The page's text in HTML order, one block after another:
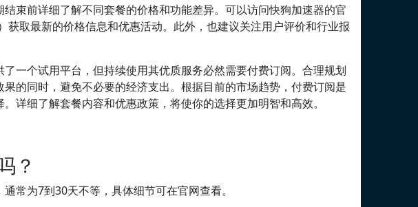
束前详细了解不同套餐的价格和功能差异。可以访问快狗加速器的官
获取最新的价格信息和优惠活动。此外，也建议关注用户评价和行业报
一个试用平台，但持续使用其优质服务必然需要付费订阅。合理规划
的同时，避免不必要的经济支出。根据目前的市场趋势，付费订阅是
详细了解套餐内容和优惠政策，将使你的选择更加明智和高效。
？
常为7到30天不等，具体细节可在官网查看。